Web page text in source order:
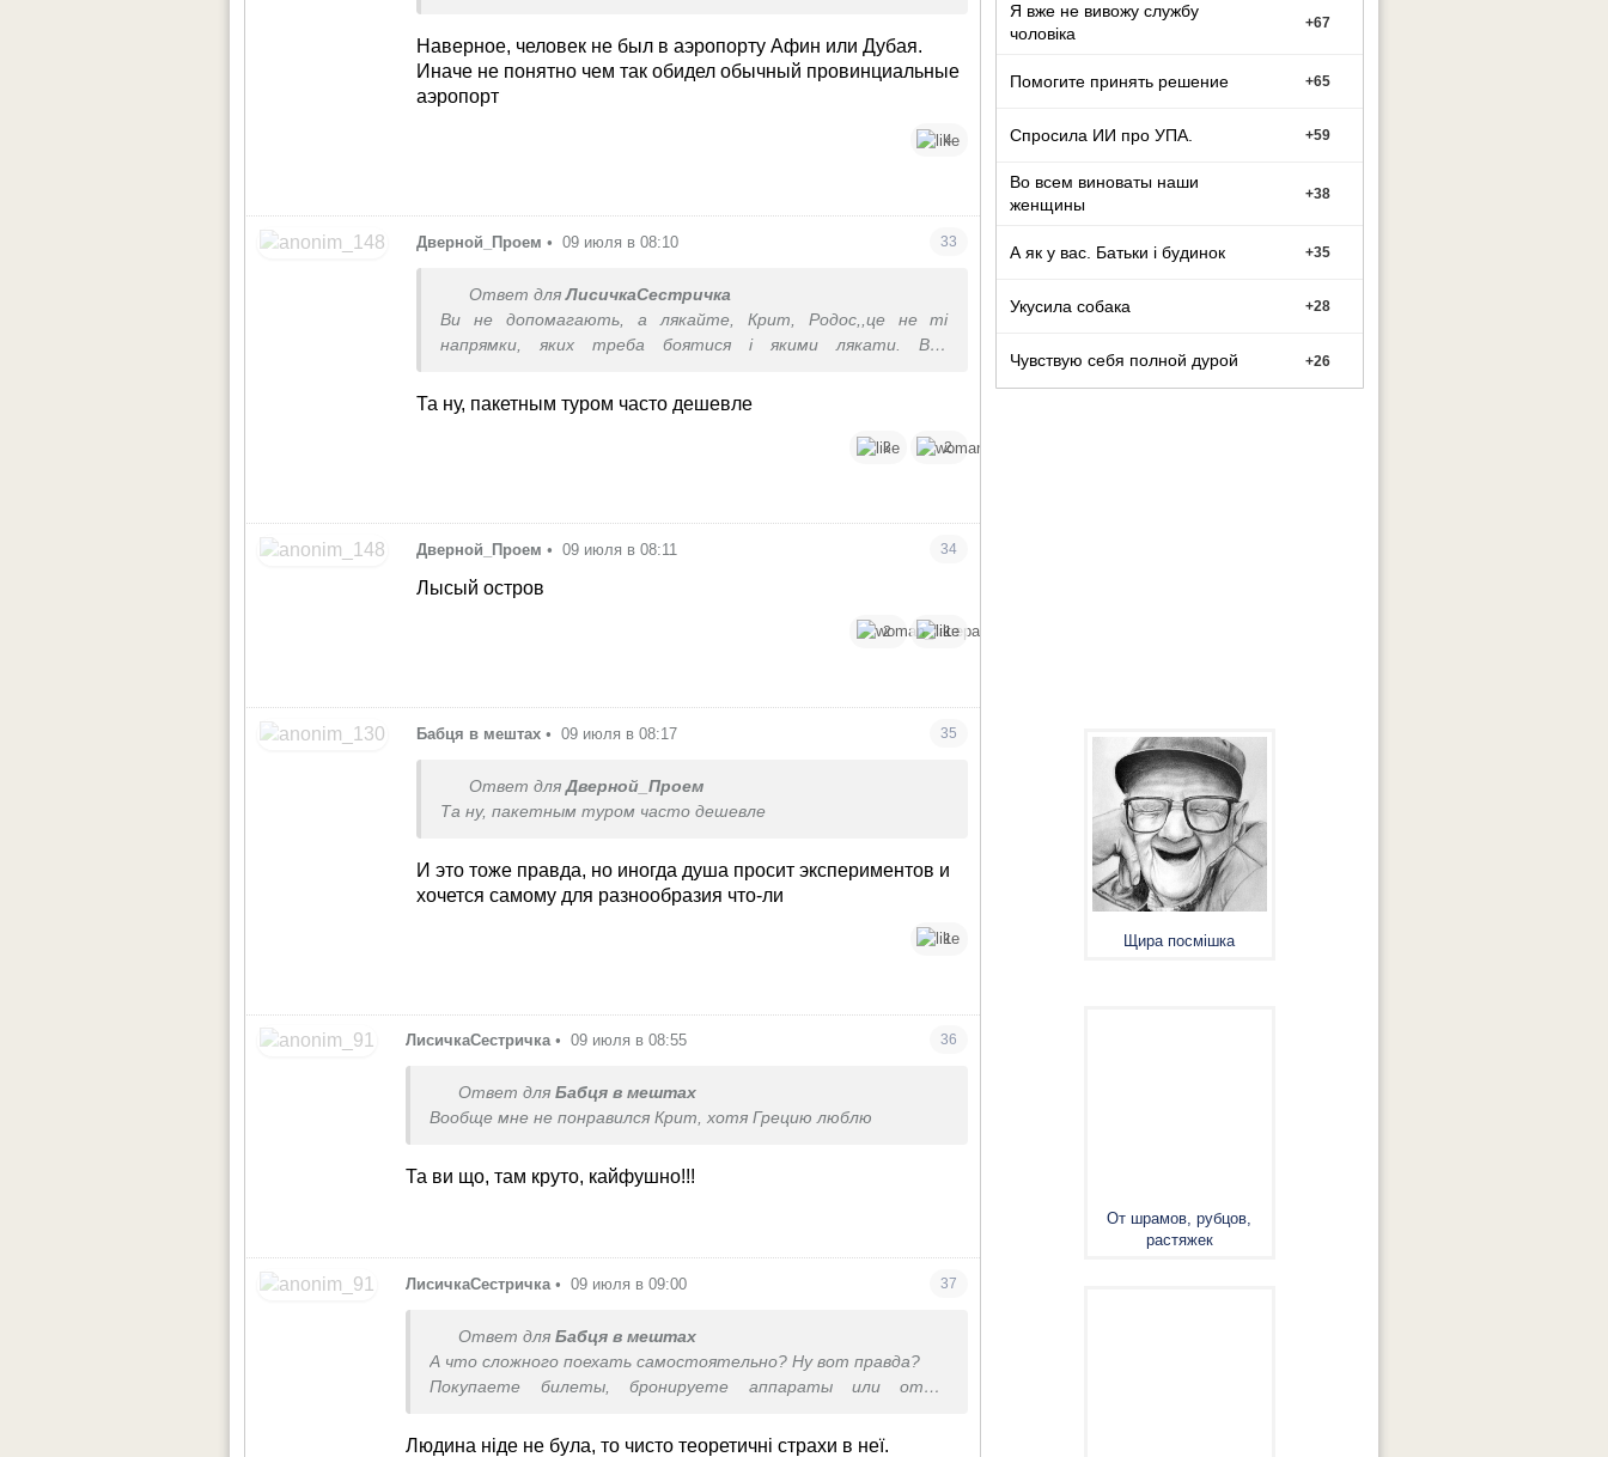
Наверное, человек не был в аэропорту Афин или Дубая.
Иначе не понятно чем так обидел обычный провинциальные
аэропорт
4
Дверной_Проем • 09 июля в 08:10 33
Ответ для ЛисичкаСестричка
Ви не допомагають, а лякайте, Крит, Родос,,це не ті
напрямки, яких треба боятися і якими лякати. Все
інтернеті. Економія буде колосальна від 500 євро до 1 тис.
Та ну, пакетным туром часто дешевле
3 2
Дверной_Проем • 09 июля в 08:11 34
Лысый остров
2 1
Бабця в мештах • 09 июля в 08:17 35
Ответ для Дверной_Проем
Та ну, пакетным туром часто дешевле
И это тоже правда, но иногда душа просит экспериментов и
хочется самому для разнообразия что-ли
1
ЛисичкаСестричка • 09 июля в 08:55 36
Ответ для Бабця в мештах
Вообще мне не понравился Крит, хотя Грецию люблю
Та ви що, там круто, кайфушно!!!
ЛисичкаСестричка • 09 июля в 09:00 37
Ответ для Бабця в мештах
А что сложного поехать самостоятельно? Ну вот правда?
Покупаете билеты, бронируете аппараты или отел,
машины на каждом углу. Расскажите хоть с какими
Людина ніде не була, то чисто теоретичні страхи в неї.
Я вже не вивожу службу
чоловіка
+67
Помогите принять решение +65
Спросила ИИ про УПА. +59
Во всем виноваты наши
женщины
+38
А як у вас. Батьки і будинок +35
Укусила собака +28
Чувствую себя полной дурой +26
Щира посмішка
От шрамов, рубцов,
растяжек